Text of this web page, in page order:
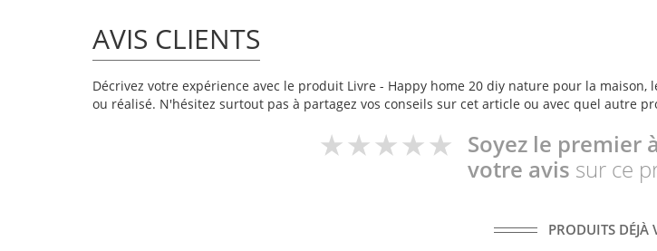
AVIS CLIENTS
Décrivez votre expérience avec le produit Livre - Happy home 20 diy nature pour la
ou réalisé. N'hésitez surtout pas à partagez vos conseils sur cet article ou avec quel autre
Soyez le premier
votre avis sur ce
PRODUITS DÉJÀ